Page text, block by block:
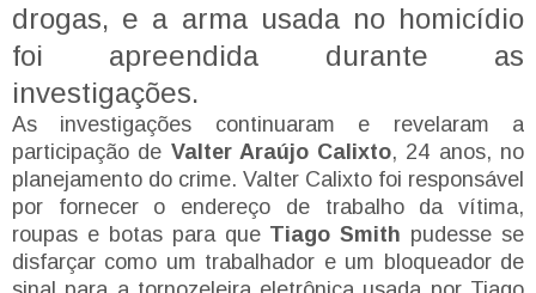
drogas, e a arma usada no homicídio
foi apreendida durante as
investigações.
As investigações continuaram e revelaram a
participação de Valter Araújo Calixto, 24 anos, no
planejamento do crime. Valter Calixto foi responsável
por fornecer o endereço de trabalho da vítima,
roupas e botas para que Tiago Smith pudesse se
disfarçar como um trabalhador e um bloqueador de